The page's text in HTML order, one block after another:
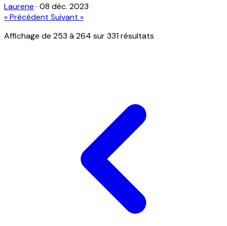
Laurene · 08 déc. 2023
« Précédent Suivant »
Affichage de 253 à264 sur331résultats